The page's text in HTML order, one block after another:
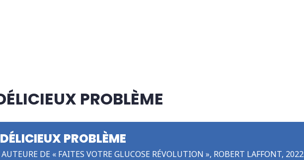
PROBLÈME
PROBLÈME
AUTEURE DE « FAITES VOTRE GLUCOSE RÉVOLUTION », ROBERT LAFFONT, 2022